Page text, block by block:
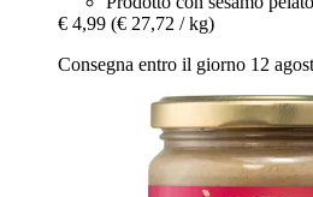
€ 4,99 (€ 27,72 / kg)
Consegna entro il giorno 12